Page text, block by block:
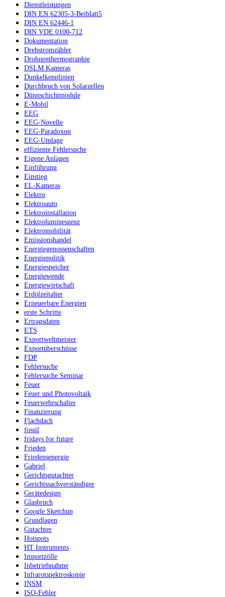
Dienstleistungen
DIN EN 62305-3-Beiblatt5
DIN EN 62446-1
DIN VDE 0100-712
Dokumentation
Drehstromzähler
Drohnenthermographie
DSLM Kameras
Dunkelkennlinien
Durchbruch von Solarzellen
Dünnschichtmodule
E-Mobil
EEG
EEG-Novelle
EEG-Paradoxon
EEG-Umlage
effiziente Fehlersuche
Eigene Anlagen
Einführung
Einstieg
EL-Kameras
Elektro
Elektroauto
Elektroinstallation
Elektrolumineszenz
Elektromobilität
Emissionshandel
Energiegenossenschaften
Energiepolitik
Energiespeicher
Energiewende
Energiewirtschaft
Erdölzeitalter
Erneuerbare Energien
erste Schritte
Ertragsdaten
ETS
Exportweltmeister
Exportüberschüsse
FDP
Fehlersuche
Fehlersuche Seminar
Feuer
Feuer und Photovoltaik
Feuerwehrschalter
Finanzierung
Flachdach
fossil
fridays for future
Frieden
Friedensenergie
Gabriel
Gerichtsgutachter
Gerichtssachverständiger
Gerätedesign
Glasbruch
Google Sketchup
Grundlagen
Gutachter
Hotspots
HT Instruments
Importzölle
Inbetriebnahme
Infrarotspektroskopie
INSM
ISO-Fehler